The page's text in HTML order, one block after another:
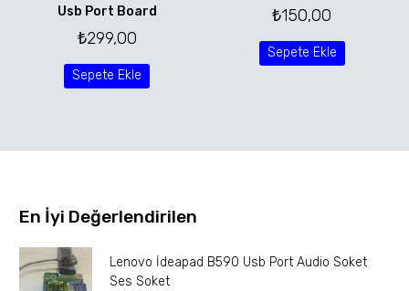
Usb Port Board
₺299,00
Sepete Ekle
₺150,00
Sepete Ekle
En İyi Değerlendirilen
Lenovo İdeapad B590 Usb Port Audio Soket
Ses Soket